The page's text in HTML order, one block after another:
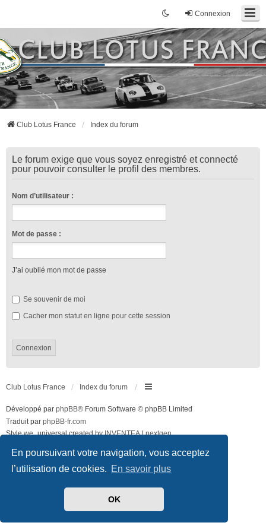
En poursuivant votre navigation, vous acceptez
l’utilisation de cookies. En savoir plus
OK
Connexion
Club Lotus France Index du forum
Le forum exige que vous soyez enregistré et connecté
pour pouvoir consulter le profil des membres.
Nom d’utilisateur :
Mot de passe :
J’ai oublié mon mot de passe
Se souvenir de moi
Cacher mon statut en ligne pour cette session
Club Lotus France Index du forum
Développé par phpBB® Forum Software © phpBB Limited
Traduit par phpBB-fr.com
Style we_universal created byINVENTEA|nextgen